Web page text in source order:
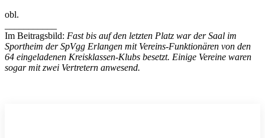
obl.
Im Beitragsbild: Fast bis auf den letzten Platz war der Saal im
Sportheim der SpVgg Erlangen mit Vereins-Funktionären von den
64 eingeladenen Kreisklassen-Klubs besetzt. Einige Vereine waren
sogar mit zwei Vertretern anwesend.